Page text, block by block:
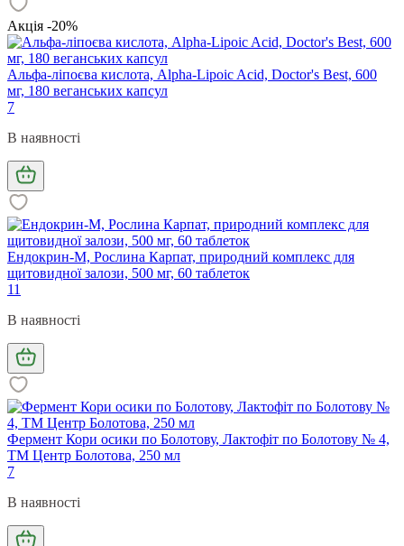
Акція -20%
Альфа-ліпоєва кислота, Alpha-Lipoic Acid, Doctor's Best, 600
мг, 180 веганських капсул
7
В наявності
Ендокрин-М, Рослина Карпат, природний комплекс для
щитовидної залози, 500 мг, 60 таблеток
11
В наявності
Фермент Кори осики по Болотову, Лактофіт по Болотову № 4,
ТМ Центр Болотова, 250 мл
7
В наявності